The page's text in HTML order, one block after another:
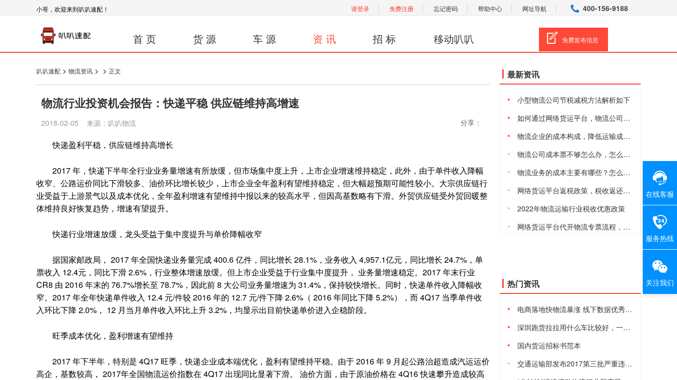
小哥，欢迎来到叭叭速配！ 请登录 免费注册 忘记密码 帮助中心 网址导航 400-156-9188
首 页 货 源 车 源 资 讯 招 标 移动叭叭 免费发布信息
叭叭速配 > 物流资讯 > > 正文
物流行业投资机会报告：快递平稳 供应链维持高增速
2018-02-05 来源：叭叭物流 分享：
快递盈利平稳，供应链维持高增长
2017 年，快递下半年全行业业务量增速有所放缓，但市场集中度上升，上市企业增速维持稳定，此外，由于单件收入降幅
收窄、公路运价同比下滑较多、油价环比增长较少，上市企业全年盈利有望维持稳定，但大幅超预期可能性较小。大宗供应链行
业受益于上游景气以及成本优化，全年盈利增速有望维持中报以来的较高水平，但因高基数略有下滑。外贸供应链受外贸回暖整
体维持良好恢复趋势，增速有望提升。
快递行业增速放缓，龙头受益于集中度提升与单价降幅收窄
据国家邮政局， 2017 年全国快递业务量完成 400.6 亿件，同比增长 28.1%，业务收入 4,957.1亿元，同比增长 24.7%，单
票收入 12.4元，同比下滑 2.6%，行业整体增速放缓。但上市企业受益于行业集中度提升， 业务量增速稳定。2017 年末行业
CR8 由 2016 年末的 76.7%增长至 78.7%，因此前 8 大公司业务量增速为 31.4%，保持较快增长。同时，快递单件收入降幅收
窄。2017 年全年快递单件收入 12.4 元/件较 2016 年的 12.7 元/件下降 2.6%（ 2016 年同比下降 5.2%），而 4Q17 当季单件收
入环比下降 2.0%， 12 月当月单件收入环比上升 3.2%，均显示出目前快递单价进入企稳阶段。
旺季成本优化，盈利增速有望维持
2017 年下半年，特别是 4Q17 旺季，快递企业成本端优化，盈利有望维持平稳。由于 2016 年 9 月起公路治超造成汽运运价
高企，基数较高， 2017年全国物流运价指数在 4Q17 出现同比显著下滑。 油价方面，由于原油价格在 4Q16 快速攀升造成较高
最新资讯
小型物流公司节税减税方法解析如下
如何通过网络货运平台，物流公司合规减税降费
物流企业的成本构成，降低运输成本的方法有哪些
物流公司成本票不够怎么办，怎么获取物流进项成本票
物流业务的成本主要有哪些？怎么降低物流综合成本
网络货运平台返税政策，税收返还有多少
2022年物流运输行业税收优惠政策
网络货运平台代开物流专票流程，安全合规吗
热门资讯
电商落地快物流暴涨 线下数据优秀但仍有隐忧
深圳跑货拉拉用什么车比较好，一天能赚多少钱
国内货运招标书范本
交通运输部发布2017第三批严重违法超限超载运输失信当事人黑名单
在线客服
服务热线
关注我们